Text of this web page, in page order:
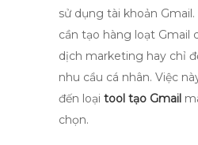
sử dụng tài khoản
cần tạo hàng loạt Gmail
dịch marketing hay chỉ
nhu cầu cá nhân. Việc
đến loại tool tạo Gmail
chọn.